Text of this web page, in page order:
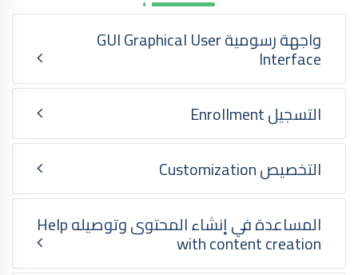
واجهة رسومية GUI Graphical User
Interface
التسجيل Enrollment
التخصيص Customization
المساعدة في إنشاء المحتوى وتوصيله Help
with content creation